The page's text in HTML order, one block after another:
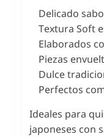
Delicado
Textura Soft
Elaborados
Piezas
Dulce
Perfectos
Ideales para
japoneses con